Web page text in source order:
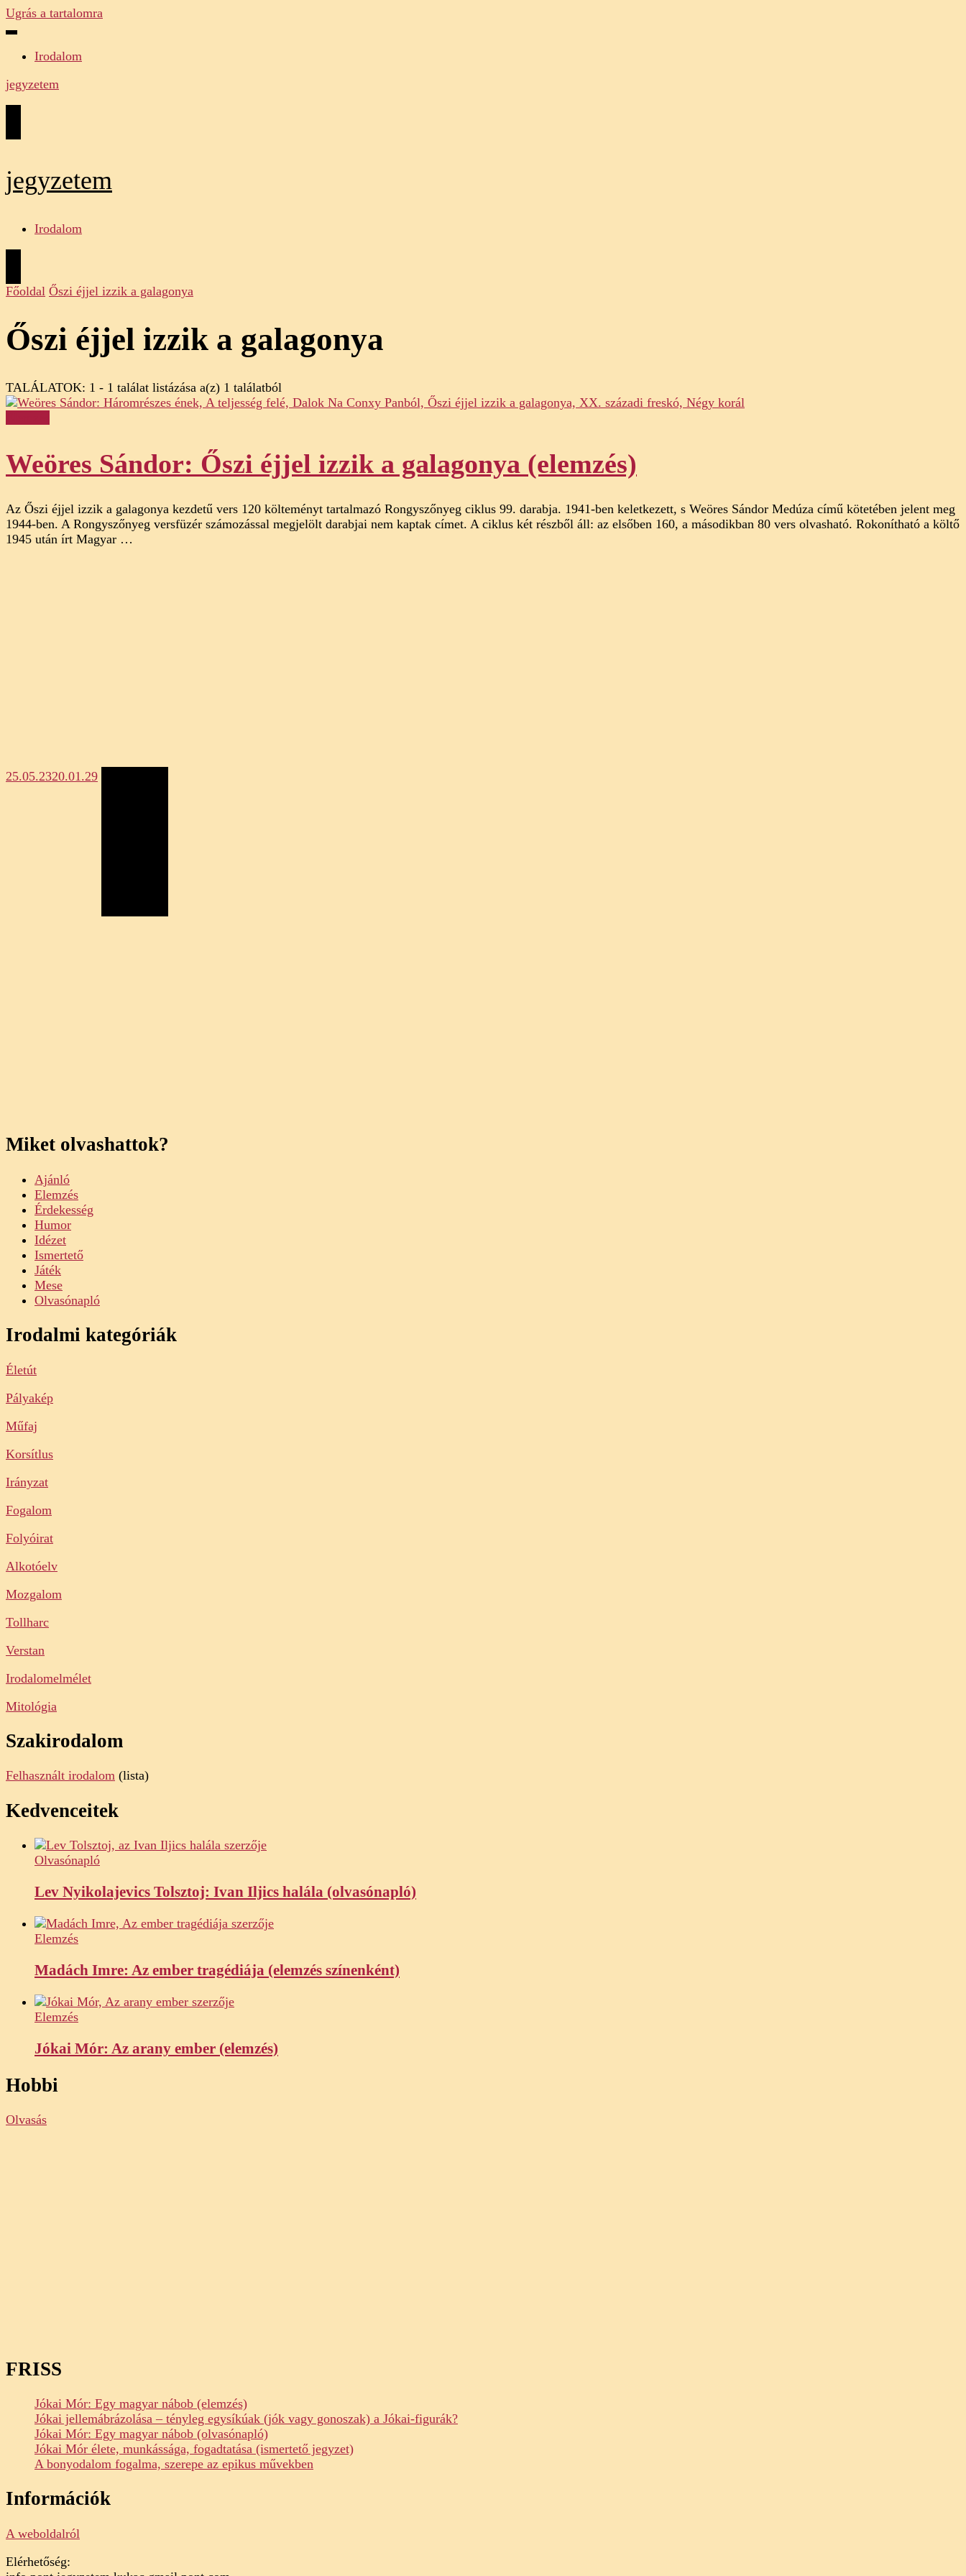
Ugrás a tartalomra
Irodalom
jegyzetem
jegyzetem
Irodalom
Főoldal Őszi éjjel izzik a galagonya
Őszi éjjel izzik a galagonya
TALÁLATOK: 1 - 1 találat listázása a(z) 1 találatból
Weöres Sándor: Őszi éjjel izzik a galagonya (elemzés)
Az Őszi éjjel izzik a galagonya kezdetű vers 120 költeményt tartalmazó Rongyszőnyeg ciklus 99. darabja. 1941-ben keletkezett, s Weöres Sándor Medúza című kötetében jelent meg
1944-ben. A Rongyszőnyeg versfüzér számozással megjelölt darabjai nem kaptak címet. A ciklus két részből áll: az elsőben 160, a másodikban 80 vers olvasható. Rokonítható a költő
1945 után írt Magyar …
25.05.2320.01.29
Miket olvashattok?
Ajánló
Elemzés
Érdekesség
Humor
Idézet
Ismertető
Játék
Mese
Olvasónapló
Irodalmi kategóriák
Életút
Pályakép
Műfaj
Korsítlus
Irányzat
Fogalom
Folyóirat
Alkotóelv
Mozgalom
Tollharc
Verstan
Irodalomelmélet
Mitológia
Szakirodalom
Felhasznált irodalom (lista)
Kedvenceitek
Olvasónapló
Lev Nyikolajevics Tolsztoj: Ivan Iljics halála (olvasónapló)
Elemzés
Madách Imre: Az ember tragédiája (elemzés színenként)
Elemzés
Jókai Mór: Az arany ember (elemzés)
Hobbi
Olvasás
FRISS
Jókai Mór: Egy magyar nábob (elemzés)
Jókai jellemábrázolása – tényleg egysíkúak (jók vagy gonoszak) a Jókai-figurák?
Jókai Mór: Egy magyar nábob (olvasónapló)
Jókai Mór élete, munkássága, fogadtatása (ismertető jegyzet)
A bonyodalom fogalma, szerepe az epikus művekben
Információk
A weboldalról
Elérhetőség: